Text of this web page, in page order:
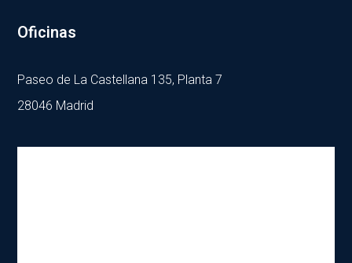
Oficinas
Paseo de La Castellana 135, Planta 7
28046 Madrid